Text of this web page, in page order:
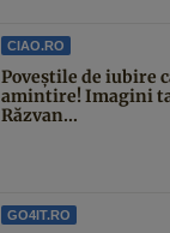
CIAO.RO
Poveştile de iubire
amintire! Imagini
Răzvan...
GO4IT.RO